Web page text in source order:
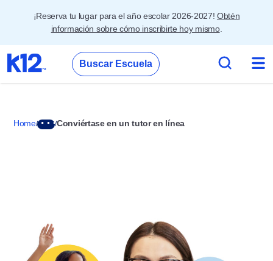
¡Reserva tu lugar para el año escolar 2026-2027! Obtén
información sobre cómo inscribirte hoy mismo.
Buscar Escuela
Home Conviértase en un tutor en línea